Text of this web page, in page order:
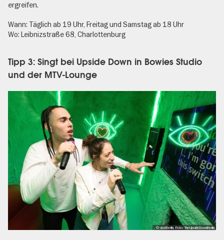
ergreifen.
Wann: Täglich ab 19 Uhr, Freitag und Samstag ab 18 Uhr
Wo: Leibnizstraße 68, Charlottenburg
Tipp 3: Singt bei Upside Down in Bowies Studio
und der MTV-Lounge
, © visitBerlin, Foto: TheUpsideDownBerlin